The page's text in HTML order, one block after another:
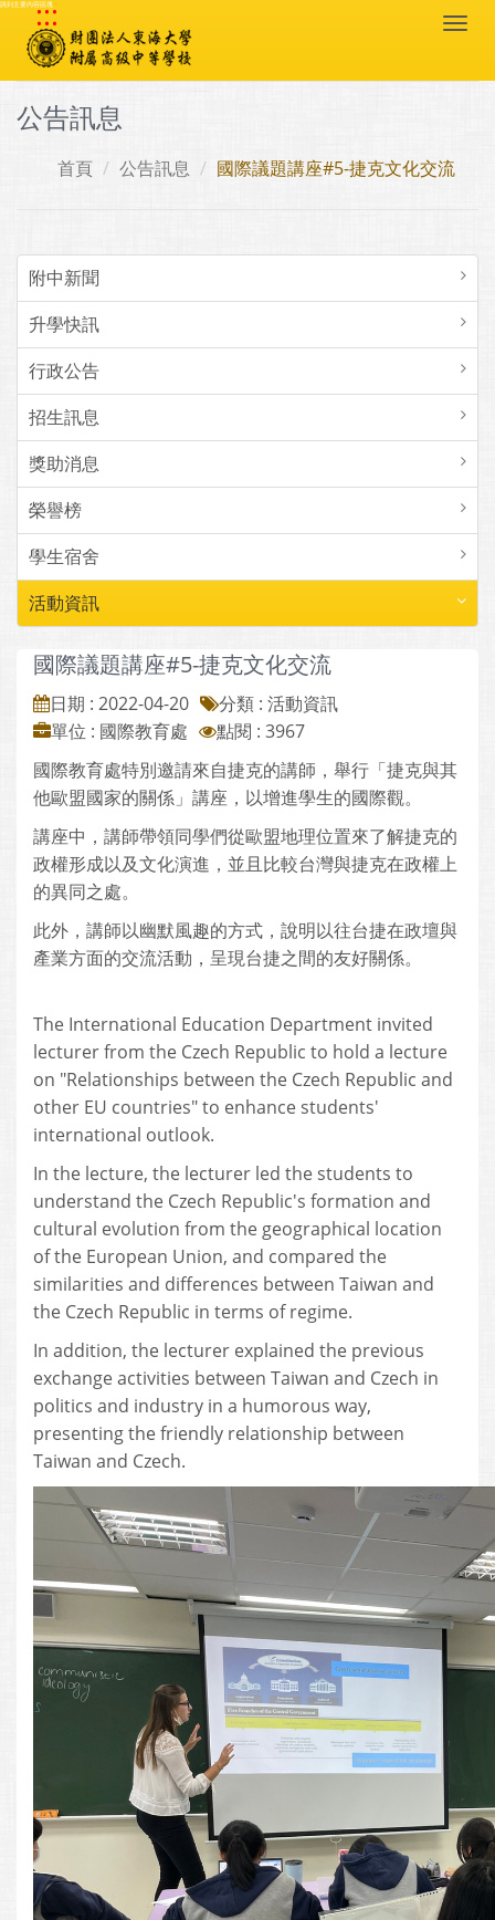
跳到主要內容區塊
:::
公告訊息
首頁 公告訊息 國際議題講座#5-捷克文化交流
附中新聞
升學快訊
行政公告
招生訊息
獎助消息
榮譽榜
學生宿舍
活動資訊
國際議題講座#5-捷克文化交流
日期 : 2022-04-20
分類 : 活動資訊
單位 : 國際教育處
點閱 : 3967
國際教育處特別邀請來自捷克的講師，舉行「捷克與其
他歐盟國家的關係」講座，以增進學生的國際觀。
講座中，講師帶領同學們從歐盟地理位置來了解捷克的
政權形成以及文化演進，並且比較台灣與捷克在政權上
的異同之處。
此外，講師以幽默風趣的方式，說明以往台捷在政壇與
產業方面的交流活動，呈現台捷之間的友好關係。
The International Education Department invited
lecturer from the Czech Republic to hold a lecture
on "Relationships between the Czech Republic and
other EU countries" to enhance students'
international outlook.
In the lecture, the lecturer led the students to
understand the Czech Republic's formation and
cultural evolution from the geographical location
of the European Union, and compared the
similarities and differences between Taiwan and
the Czech Republic in terms of regime.
In addition, the lecturer explained the previous
exchange activities between Taiwan and Czech in
politics and industry in a humorous way,
presenting the friendly relationship between
Taiwan and Czech.